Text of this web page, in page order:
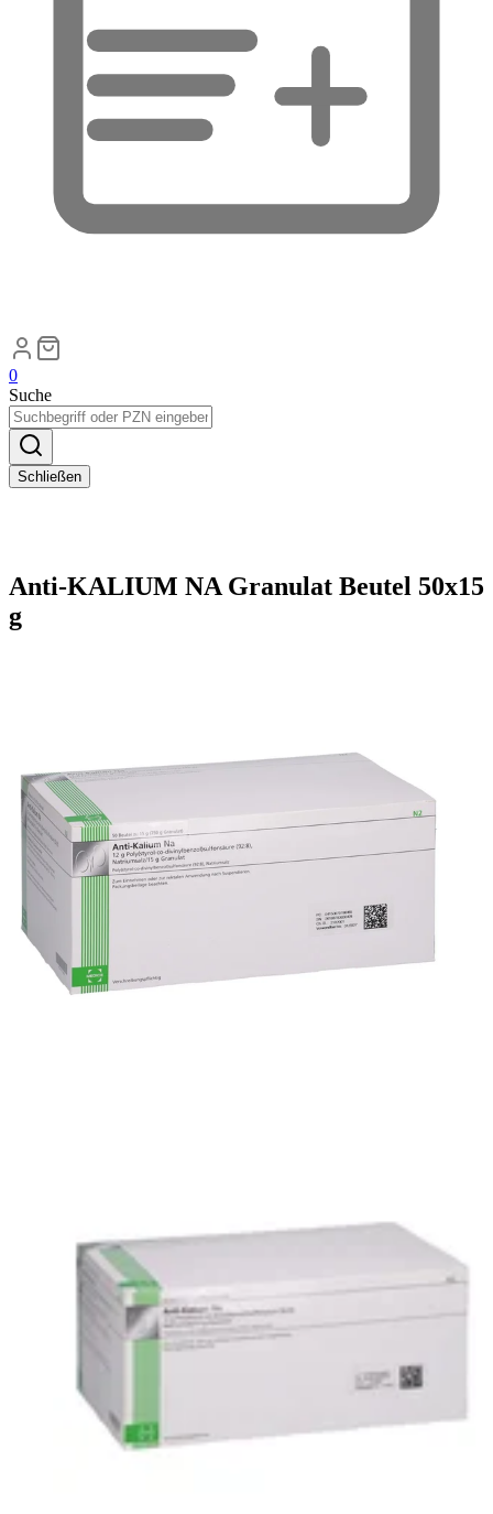
0
Suche
Schließen
Anti-KALIUM NA Granulat Beutel 50x15
g